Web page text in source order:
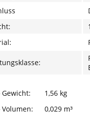
0,029 m³
1,56 kg